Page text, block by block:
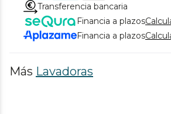
Transferencia bancaria
Financia a plazos
Financia a plazos
Más Lavadoras